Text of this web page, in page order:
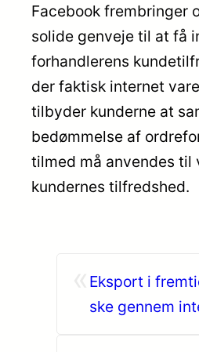
Facebook frembringer
solide genveje til at få
forhandlerens
der faktisk internet
tilbyder kunderne at
bedømmelse af
tilmed må anvendes til
kundernes tilfredshed.
Eksport i
ske gennem